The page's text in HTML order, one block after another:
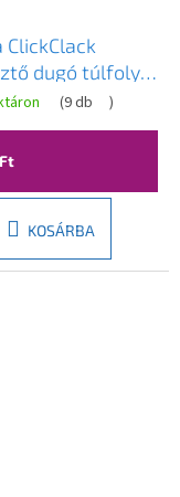
ClickClack
dugó túlfolyó
fekete
SC-B1-139-L
(9 db )
KOSÁRBA